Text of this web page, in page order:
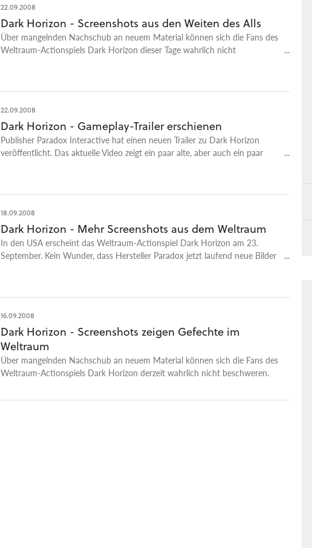
22.09.2008
Dark Horizon - Screenshots aus den Weiten des Alls
Über mangelnden Nachschub an neuem Material können sich die Fans des
Weltraum-Actionspiels Dark Horizon dieser Tage wahrlich nicht
22.09.2008
Dark Horizon - Gameplay-Trailer erschienen
Publisher Paradox Interactive hat einen neuen Trailer zu Dark Horizon
veröffentlicht. Das aktuelle Video zeigt ein paar alte, aber auch ein paar
18.09.2008
Dark Horizon - Mehr Screenshots aus dem Weltraum
In den USA erscheint das Weltraum-Actionspiel Dark Horizon am 23.
September. Kein Wunder, dass Hersteller Paradox jetzt laufend neue Bilder
16.09.2008
Dark Horizon - Screenshots zeigen Gefechte im
Weltraum
Über mangelnden Nachschub an neuem Material können sich die Fans des
Weltraum-Actionspiels Dark Horizon derzeit wahrlich nicht beschweren.